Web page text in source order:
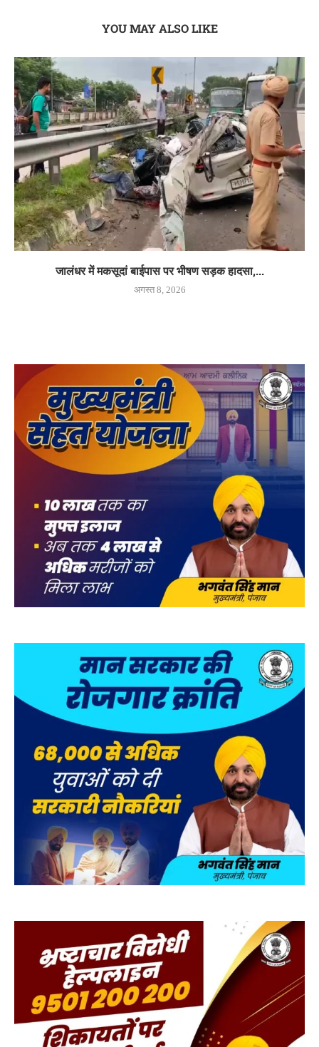
YOU MAY ALSO LIKE
जालंधर में मकसूदां बाईपास पर भीषण सड़क हादसा,...
अगस्त 8, 2026